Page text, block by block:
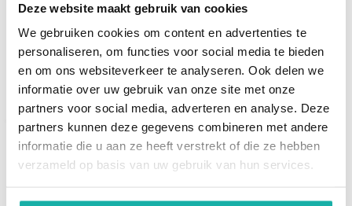
Deze website maakt gebruik van cookies
We gebruiken cookies om content en advertenties te
personaliseren, om functies voor social media te bieden
en om ons websiteverkeer te analyseren. Ook delen we
informatie over uw gebruik van onze site met onze
partners voor social media, adverteren en analyse. Deze
partners kunnen deze gegevens combineren met andere
informatie die u aan ze heeft verstrekt of die ze hebben
verzameld op basis van uw gebruik van hun services.
hs-CRP
Testosteron bij mannen en vrouwen
Cortisol
Bloedafname op
prikpost
€ 23,90
Recent bekeken